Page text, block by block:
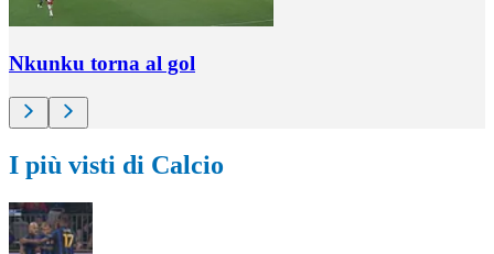
Nkunku torna al gol
I più visti di Calcio